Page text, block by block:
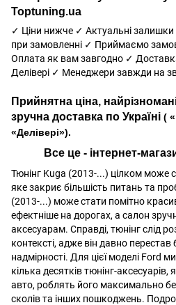
Toptuning.ua
✓ Ціни нижче ✓ Актуальні
при замовленні ✓ Приймаємо
Оплата як вам завгодно ✓
Делівері ✓ Менеджери завжди на
Прийнятна ціна,
зручна доставка по Україні (
«Делівері»).
Все це - інтернет-
Тюнінг Kuga (2013-...) цілком може
яке закриє більшість питань та
(2013-...) може стати помітно
ефектніше на дорогах, а салон
аксесуарам. Справді, тюнінг слід
контексті, адже він давно
надмірності. Для цієї моделі Ford
кілька десятків тюнінг-
авто, роблять його максимально
сколів та інших пошкоджень.